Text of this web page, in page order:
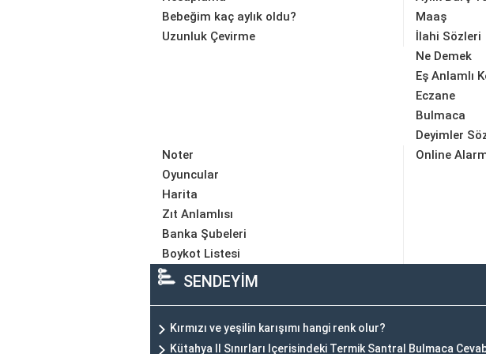
Bebeğim kaç aylık oldu?
Uzunluk Çevirme
Maaş
İlahi Sözleri
Ne Demek
Eş Anlamlı
Eczane
Bulmaca
Deyimler
Noter
Oyuncular
Harita
Zıt Anlamlısı
Banka Şubeleri
Boykot Listesi
Online
SENDEYİM
Kırmızı ve yeşilin karışımı hangi renk olur?
Kütahya Il Sınırları Içerisindeki Termik Santral Bulmaca